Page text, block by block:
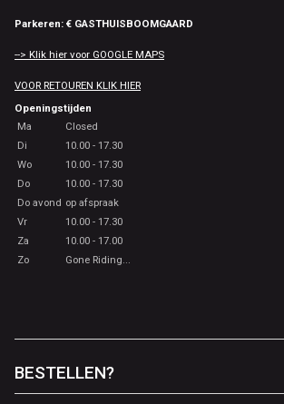
Parkeren: € GASTHUISBOOMGAARD
--> Klik hier voor GOOGLE MAPS
VOOR RETOUREN KLIK HIER
Openingstijden
Ma
Closed
Di
10.00 - 17.30
Wo
10.00 - 17.30
Do
10.00 - 17.30
Do avond op afspraak
Vr
10.00 - 17.30
Za
10.00 - 17.00
Zo
Gone Riding...
BESTELLEN?